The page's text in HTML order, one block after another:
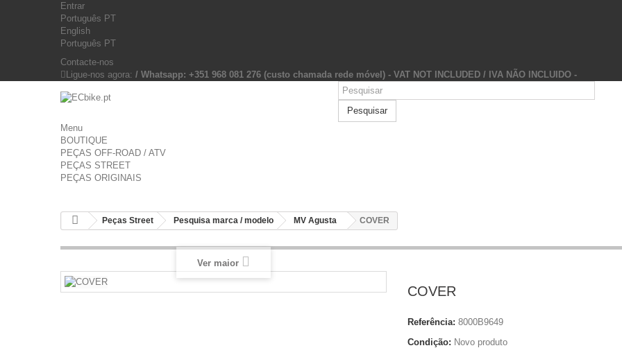
Entrar
Português PT
English
Português PT
Contacte-nos
Ligue-nos agora: / Whatsapp: +351 968 081 276 (custo chamada rede móvel) - VAT NOT INCLUDED / IVA NÃO INCLUIDO -
Pesquisar
Menu
BOUTIQUE
PEÇAS OFF-ROAD / ATV
PEÇAS STREET
PEÇAS ORIGINAIS
Peças Street Pesquisa marca / modelo MV Agusta COVER
Ver maior
COVER
Referência: 8000B9649
Condição: Novo produto